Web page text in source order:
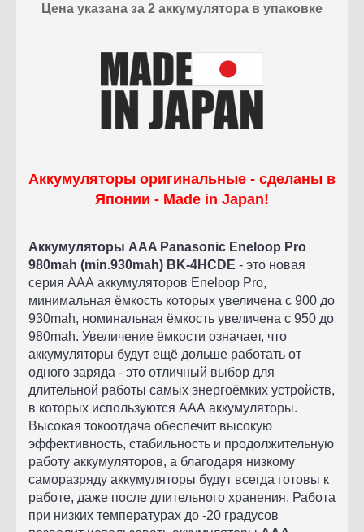
Цена указана за 2 аккумулятора в упаковке
Аккумуляторы оригинальные - сделаны в
Японии - Made in Japan!
Аккумуляторы AAA Panasonic Eneloop Pro
980mah (min.930mah) BK-4HCDE - это новая
серия ААА аккумуляторов Eneloop Pro,
минимальная ёмкость которых увеличена с 900 до
930mah, номинальная ёмкость увеличена с 950 до
980mah. Увеличение ёмкости означает, что
аккумуляторы будут ещё дольше работать от
одного заряда - это отличный выбор для
длительной работы самых энергоёмких устройств,
в которых используются ААА аккумуляторы.
Высокая токоотдача обеспечит высокую
эффективность, стабильность и продолжительную
работу аккумуляторов, а благодаря низкому
саморазряду аккумуляторы будут всегда готовы к
работе, даже после длительного хранения. Работа
при низких температурах до -20 градусов